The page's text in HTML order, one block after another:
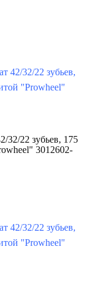
32/22 зубьев, 175
3012602-